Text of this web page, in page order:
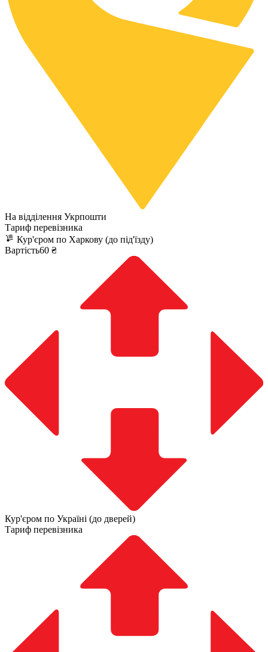
На відділення Укрпошти
Тариф перевізника
Кур'єром по Харкову (до під'їзду)
Вартість60 ₴
Кур'єром по Україні (до дверей)
Тариф перевізника